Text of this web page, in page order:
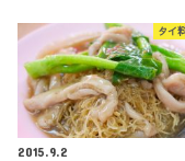
タイ
2015.9.2